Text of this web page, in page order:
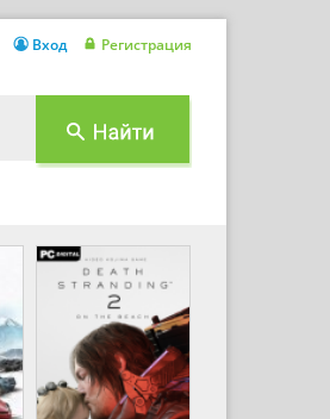
Вход Регистрация